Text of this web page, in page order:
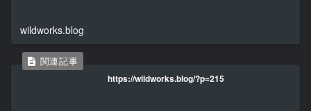
wildworks.blog
https://wildworks.blog/?p=215